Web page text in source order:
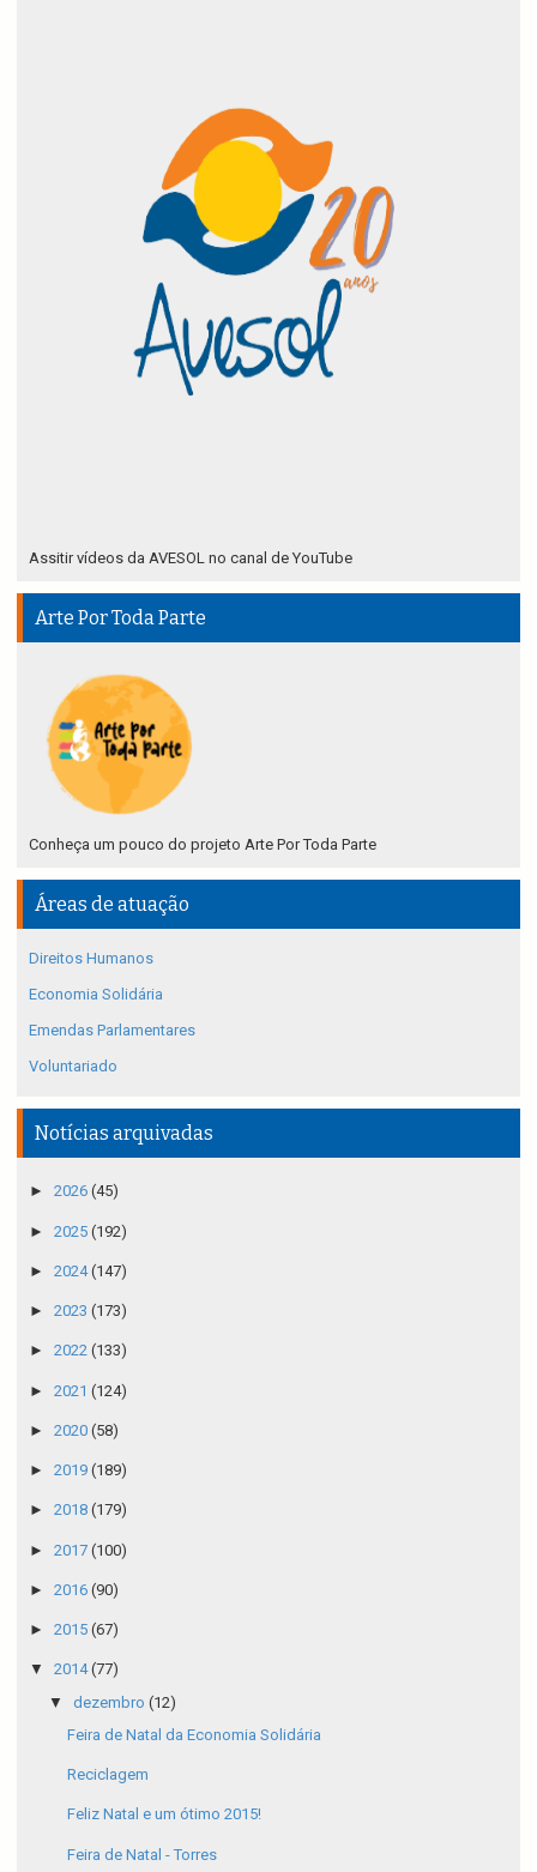
Assitir vídeos da AVESOL no canal de YouTube
Arte Por Toda Parte
Conheça um pouco do projeto Arte Por Toda Parte
Áreas de atuação
Direitos Humanos
Economia Solidária
Emendas Parlamentares
Voluntariado
Notícias arquivadas
► 2026 (45)
► 2025 (192)
► 2024(147)
► 2023 (173)
► 2022 (133)
► 2021 (124)
► 2020 (58)
► 2019 (189)
► 2018 (179)
► 2017 (100)
► 2016 (90)
► 2015 (67)
▼ 2014(77)
▼ dezembro (12)
Feira de Natal da Economia Solidária
Reciclagem
Feliz Natal e um ótimo 2015!
Feira de Natal - Torres